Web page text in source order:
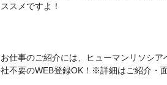
スメですよ！
仕事のご紹介には、ヒューマンリソシ
不要のWEB登録OK！※詳細はご紹介・